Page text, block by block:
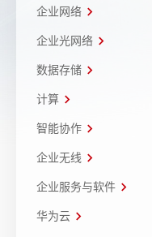
企业网络
企业光网络
数据存储
计算
智能协作
企业无线
企业服务与软件
华为云